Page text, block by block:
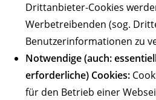
Drittanbieter-Cookies
Werbetreibenden (sog.
Benutzerinformationen zu
Notwendige (auch:
erforderliche) Cookies:
für den Betrieb einer